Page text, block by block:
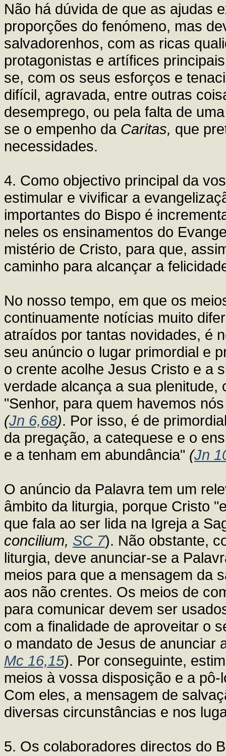
Não há dúvida de que as ajudas
proporções do fenómeno, mas
salvadorenhos, com as ricas
protagonistas e artífices
se, com os seus esforços e
difícil, agravada, entre outras
desemprego, ou pela falta de
se o empenho da Caritas, que
necessidades.
4. Como objectivo principal da
estimular e vivificar a
importantes do Bispo é
neles os ensinamentos do
mistério de Cristo, para que,
caminho para alcançar a
No nosso tempo, em que os
continuamente notícias muito
atraídos por tantas novidades, é
seu anúncio o lugar primordial e
o crente acolhe Jesus Cristo e a
verdade alcança a sua
"Senhor, para quem havemos
(Jn 6,68). Por isso, é de
da pregação, a catequese e o
e a tenham em abundância" (Jn
O anúncio da Palavra tem um
âmbito da liturgia, porque Cristo
que fala ao ser lida na Igreja a
concilium, SC 7). Não obstante,
liturgia, deve anunciar-se a
meios para que a mensagem da
aos não crentes. Os meios de
para comunicar devem ser
com a finalidade de aproveitar o
o mandato de Jesus de anunciar
Mc 16,15). Por conseguinte,
meios à vossa disposição e a
Com eles, a mensagem de
diversas circunstâncias e nos
5. Os colaboradores directos do